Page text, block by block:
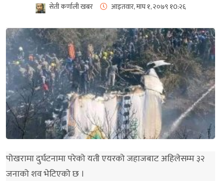
सेती कर्णाली खबर आइतवार, माघ १, २०७९ १0:२६
पोखरामा दुर्घटनामा परेको यती एयरको जहाजबाट अहिलेसम्म ३२
जनाको शव भेटिएको छ ।